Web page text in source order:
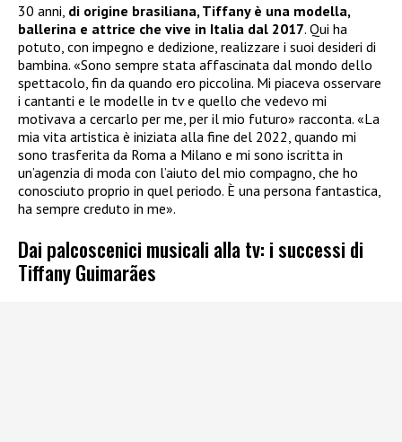
30 anni, di origine brasiliana, Tiffany è una modella,
ballerina e attrice che vive in Italia dal 2017. Qui ha
potuto, con impegno e dedizione, realizzare i suoi desideri di
bambina. «Sono sempre stata affascinata dal mondo dello
spettacolo, fin da quando ero piccolina. Mi piaceva osservare
i cantanti e le modelle in tv e quello che vedevo mi
motivava a cercarlo per me, per il mio futuro» racconta. «La
mia vita artistica è iniziata alla fine del 2022, quando mi
sono trasferita da Roma a Milano e mi sono iscritta in
un’agenzia di moda con l’aiuto del mio compagno, che ho
conosciuto proprio in quel periodo. È una persona fantastica,
ha sempre creduto in me».
Dai palcoscenici musicali alla tv: i successi di
Tiffany Guimarães